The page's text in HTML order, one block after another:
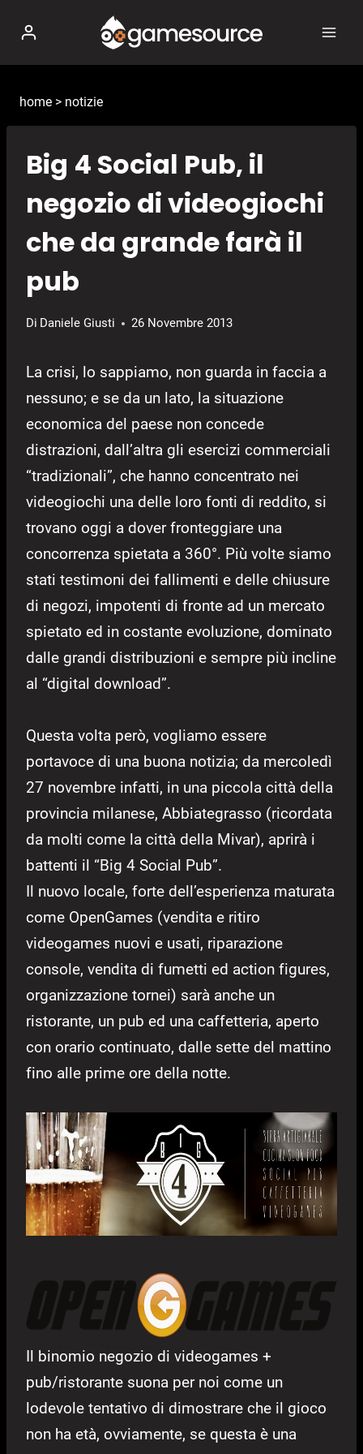
contenuto
home > notizie
Big 4 Social Pub, il
negozio di videogiochi
che da grande farà il
pub
Di Daniele Giusti 26 Novembre 2013
La crisi, lo sappiamo, non guarda in faccia a
nessuno; e se da un lato, la situazione
economica del paese non concede
distrazioni, dall’altra gli esercizi commerciali
“tradizionali”, che hanno concentrato nei
videogiochi una delle loro fonti di reddito, si
trovano oggi a dover fronteggiare una
concorrenza spietata a 360°. Più volte siamo
stati testimoni dei fallimenti e delle chiusure
di negozi, impotenti di fronte ad un mercato
spietato ed in costante evoluzione, dominato
dalle grandi distribuzioni e sempre più incline
al “digital download”.
Questa volta però, vogliamo essere
portavoce di una buona notizia; da mercoledì
27 novembre infatti, in una piccola città della
provincia milanese, Abbiategrasso (ricordata
da molti come la città della Mivar), aprirà i
battenti il “Big 4 Social Pub”.
Il nuovo locale, forte dell’esperienza maturata
come OpenGames (vendita e ritiro
videogames nuovi e usati, riparazione
console, vendita di fumetti ed action figures,
organizzazione tornei) sarà anche un
ristorante, un pub ed una caffetteria, aperto
con orario continuato, dalle sette del mattino
fino alle prime ore della notte.
Il binomio negozio di videogames +
pub/ristorante suona per noi come un
lodevole tentativo di dimostrare che il gioco
non ha età, ovviamente, se questa è una